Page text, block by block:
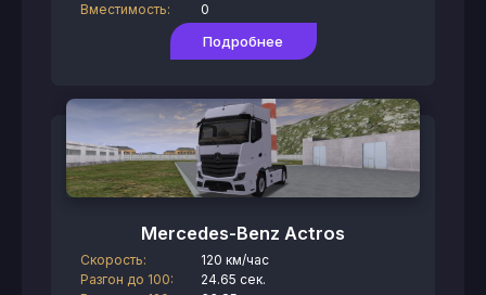
Вместимость:
0
Подробнее
Mercedes-Benz Actros
Скорость:
120 км/час
Разгон до 100:
24.65 сек.